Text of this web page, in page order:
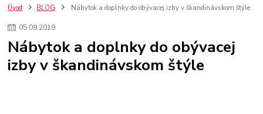
kuchynské batérie sagittarius
kuchynské batérie
vodovodné batérie
kuchynské drezy sety
kúpelňové batérie
vodovodné batérie do kúpelne kuchynske
drez
bidetové batérie
vaňové batérie
sprchové batérie
vodovodné batérie blanco
Úvod BLOG Nábytok a doplnky do obývacej izby v škandinávskom štýle
05.09.2019
Nábytok a doplnky do obývacej
izby v škandinávskom štýle